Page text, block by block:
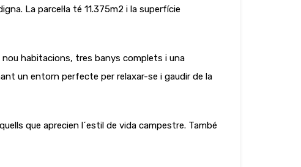
La parcel·la té 11.375m2 i la superfície
nou habitacions, tres banys complets i una
un entorn perfecte per relaxar-se i gaudir de la
que aprecien l´estil de vida campestre. També